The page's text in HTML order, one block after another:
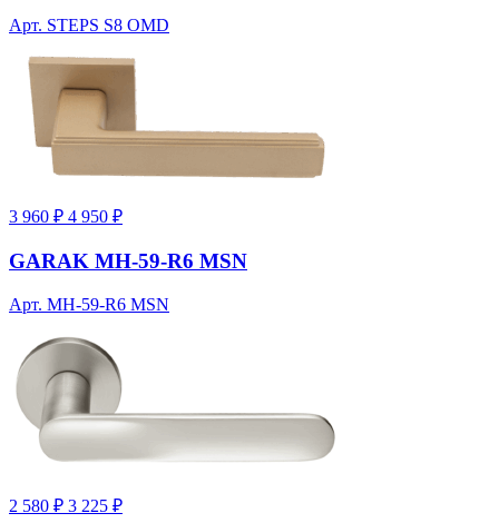
Арт. STEPS S8 OMD
3 960 ₽ 4 950 ₽
GARAK MH-59-R6 MSN
Арт. MH-59-R6 MSN
2 580 ₽ 3 225 ₽